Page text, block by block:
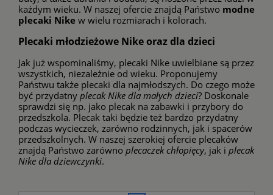
każdym wieku. W naszej ofercie znajdą Państwo modne
plecaki Nike w wielu rozmiarach i kolorach.
Plecaki młodzieżowe Nike oraz dla dzieci
Jak już wspominaliśmy, plecaki Nike uwielbiane są przez
wszystkich, niezależnie od wieku. Proponujemy
Państwu także plecaki dla najmłodszych. Do czego może
być przydatny plecak Nike dla małych dzieci? Doskonale
sprawdzi się np. jako plecak na zabawki i przybory do
przedszkola. Plecak taki będzie też bardzo przydatny
podczas wycieczek, zarówno rodzinnych, jak i spacerów
przedszkolnych. W naszej szerokiej ofercie plecaków
znajdą Państwo zarówno plecaczek chłopięcy, jak i plecak
Nike dla dziewczynki.